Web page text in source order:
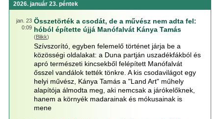
2026. január 23. péntek
jan. 23
0:09
Összetörték a csodát, de a művész nem adta fel:
hóból építette újjá Manófalvát Kánya Tamás
(Blikk)
Szívszorító, egyben felemelő történet járja be a
közösségi oldalakat: a Duna partján uszadékfákból és
apró természeti kincsekből felépített Manófalvát
ősszel vandálok tették tönkre. A kis csodavilágot egy
helyi művész, Kánya Tamás a "Land Art" műhely
alapítója álmodta meg, aki nemcsak a járókelőknek,
hanem a környék madarainak és mókusainak is
mene